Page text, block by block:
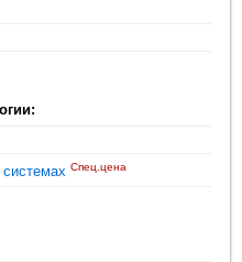
Спец.цена